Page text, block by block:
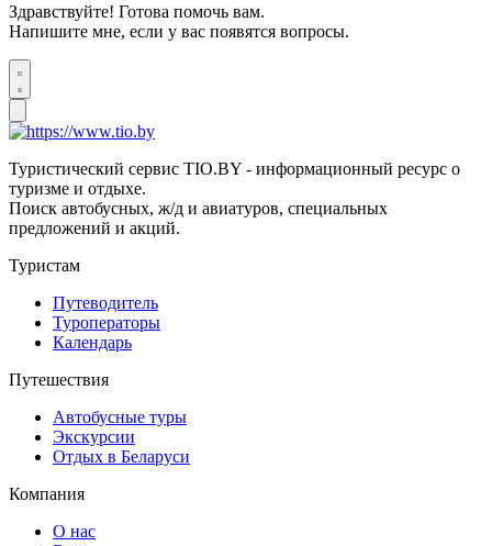
Здравствуйте! Готова помочь вам.
Напишите мне, если у вас появятся вопросы.
Туристический сервис TIO.BY - информационный ресурс о
туризме и отдыхе.
Поиск автобусных, ж/д и авиатуров, специальных
предложений и акций.
Туристам
Путеводитель
Туроператоры
Календарь
Путешествия
Автобусные туры
Экскурсии
Отдых в Беларуси
Компания
О нас